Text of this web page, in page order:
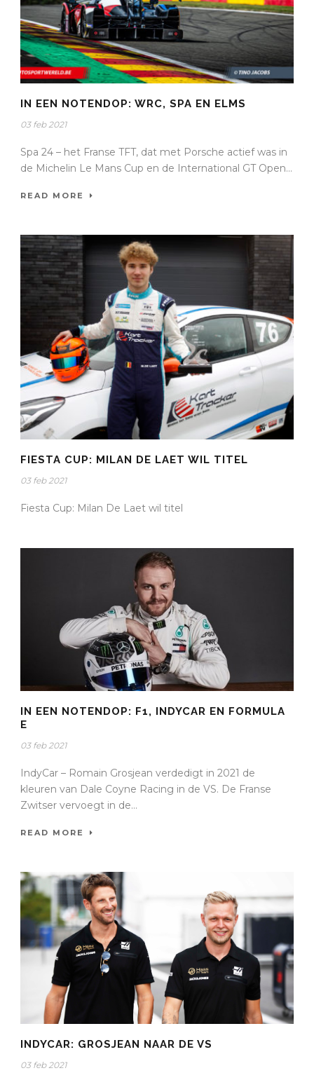
IN EEN NOTENDOP: WRC, SPA EN ELMS
03 feb 2021
Spa 24 – het Franse TFT, dat met Porsche actief was in
de Michelin Le Mans Cup en de International GT Open...
READ MORE
FIESTA CUP: MILAN DE LAET WIL TITEL
03 feb 2021
Fiesta Cup: Milan De Laet wil titel
IN EEN NOTENDOP: F1, INDYCAR EN FORMULA
E
03 feb 2021
IndyCar – Romain Grosjean verdedigt in 2021 de
kleuren van Dale Coyne Racing in de VS. De Franse
Zwitser vervoegt in de...
READ MORE
INDYCAR: GROSJEAN NAAR DE VS
03 feb 2021